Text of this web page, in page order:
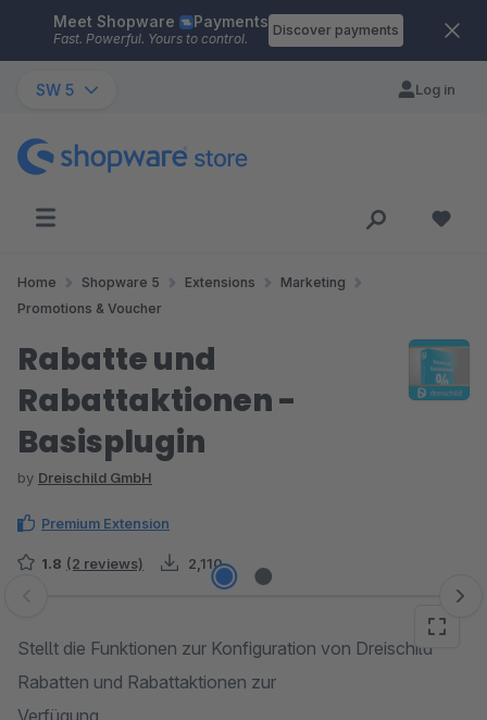
Skip to main content
Meet Shopware Payments
Fast. Powerful. Yours to control.
Discover payments
SW 5 Log in
Home Shopware 5 Extensions
Marketing
Promotions & Voucher
Rabatte und
Rabattaktionen -
Basisplugin
by Dreischild GmbH
Premium Extension
1.8 (2 reviews) 2,110
Skip image gallery
Stellt die Funktionen zur Konfiguration von Dreischild
Rabatten und Rabattaktionen zur
Verfügung........................................................